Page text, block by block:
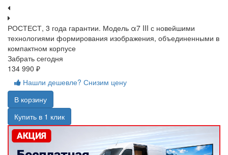
РОСТЕСТ, 3 года гарантии. Модель α7 III с новейшими
технологиями формирования изображения, объединенными в
компактном корпусе
Забрать сегодня
134 990 ₽
Нашли дешевле? Снизим цену
В корзину
Купить в 1 клик